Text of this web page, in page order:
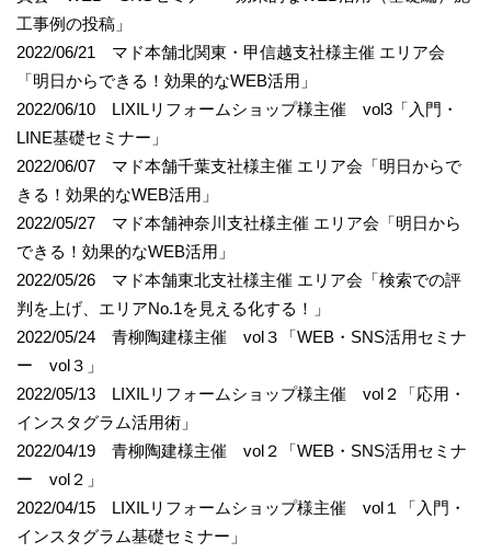
工事例の投稿」
2022/06/21 マド本舗北関東・甲信越支社様主催 エリア会
「明日からできる！効果的なWEB活用」
2022/06/10 LIXILリフォームショップ様主催 vol3「入門・
LINE基礎セミナー」
2022/06/07 マド本舗千葉支社様主催 エリア会「明日からで
きる！効果的なWEB活用」
2022/05/27 マド本舗神奈川支社様主催 エリア会「明日から
できる！効果的なWEB活用」
2022/05/26 マド本舗東北支社様主催 エリア会「検索での評
判を上げ、エリアNo.1を見える化する！」
2022/05/24 青柳陶建様主催 vol３「WEB・SNS活用セミナ
ー vol３」
2022/05/13 LIXILリフォームショップ様主催 vol２「応用・
インスタグラム活用術」
2022/04/19 青柳陶建様主催 vol２「WEB・SNS活用セミナ
ー vol２」
2022/04/15 LIXILリフォームショップ様主催 vol１「入門・
インスタグラム基礎セミナー」